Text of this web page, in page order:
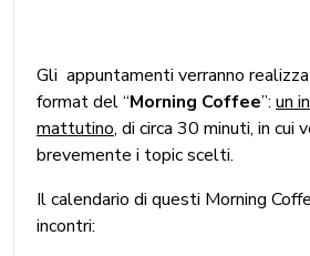
Gli appuntamenti verranno
format del “Morning Coffee”: un
mattutino, di circa 30 minuti, in cui
brevemente i topic scelti.
Il calendario di questi Morning
incontri: